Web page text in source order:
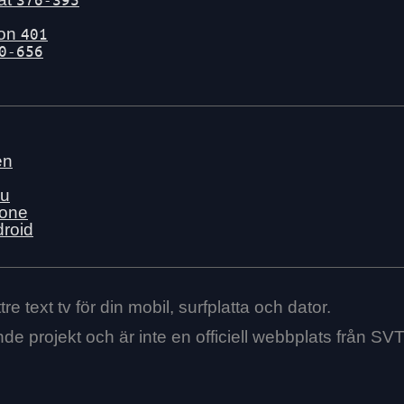
401
656
text tv för din mobil, surfplatta och dator.
projekt och är inte en officiell webbplats från